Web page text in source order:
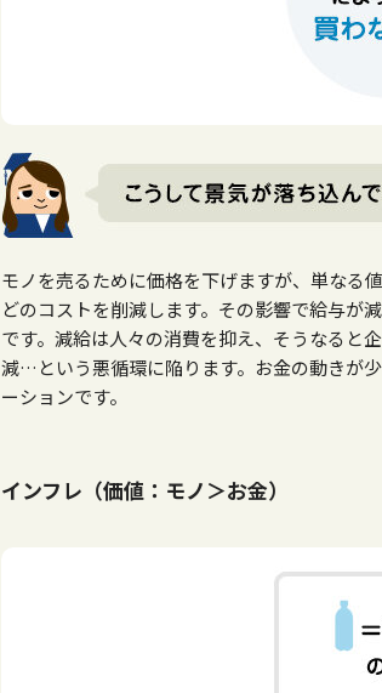
モノを売るために価格を下げますが、単なる
どのコストを削減します。その影響で給与が
です。減給は人々の消費を抑え、そうなると
減… という悪循環に陥ります。お金の動きが
ーションです。
インフレ（価値：モノ＞お金）